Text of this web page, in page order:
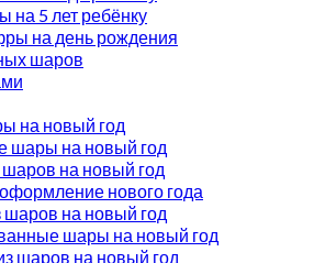
на 5 лет ребёнку
на день рождения
шаров
на новый год
шары на новый год
на новый год
нового года
шаров на новый год
шары на новый год
шаров на новый год